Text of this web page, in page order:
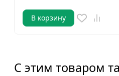
В корзину
С этим товаром